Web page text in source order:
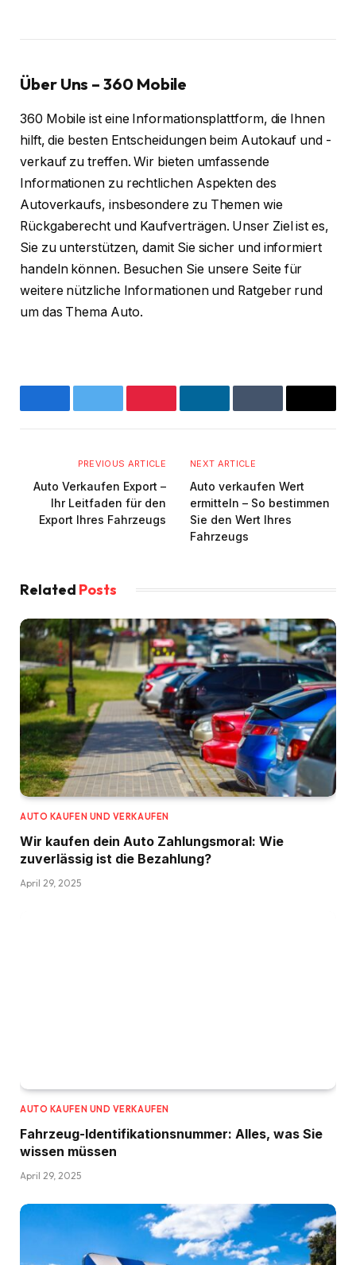
Über Uns – 360 Mobile
360 Mobile ist eine Informationsplattform, die Ihnen
hilft, die besten Entscheidungen beim Autokauf und -
verkauf zu treffen. Wir bieten umfassende
Informationen zu rechtlichen Aspekten des
Autoverkaufs, insbesondere zu Themen wie
Rückgaberecht und Kaufverträgen. Unser Ziel ist es,
Sie zu unterstützen, damit Sie sicher und informiert
handeln können. Besuchen Sie unsere Seite für
weitere nützliche Informationen und Ratgeber rund
um das Thema Auto.
FacebookTwitter PinterestLinkedInTumblr Email
PREVIOUS ARTICLE
Auto Verkaufen Export –
Ihr Leitfaden für den
Export Ihres Fahrzeugs
NEXT ARTICLE
Auto verkaufen Wert
ermitteln – So bestimmen
Sie den Wert Ihres
Fahrzeugs
Related Posts
AUTO KAUFEN UND VERKAUFEN
Wir kaufen dein Auto Zahlungsmoral: Wie
zuverlässig ist die Bezahlung?
April 29, 2025
AUTO KAUFEN UND VERKAUFEN
Fahrzeug-Identifikationsnummer: Alles, was Sie
wissen müssen
April 29, 2025